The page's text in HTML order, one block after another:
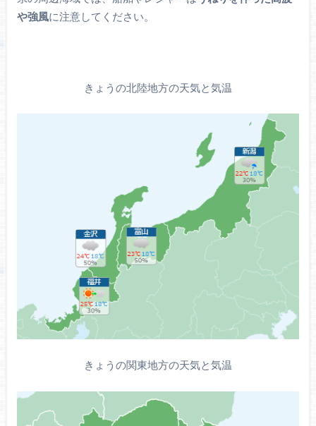
や強風に注意してください。
きょうの北陸地方の天気と気温
きょうの関東地方の天気と気温